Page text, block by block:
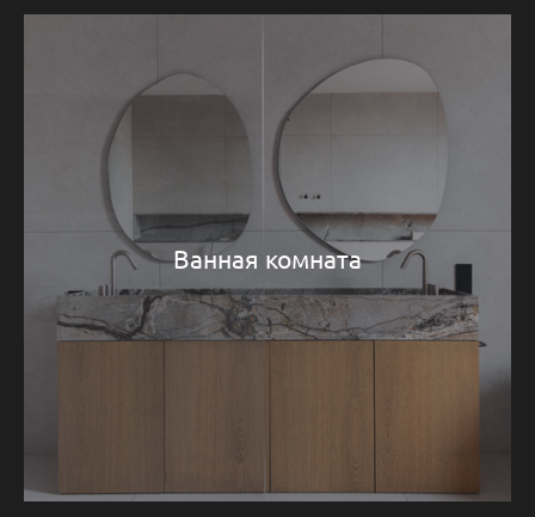
Ванная комната